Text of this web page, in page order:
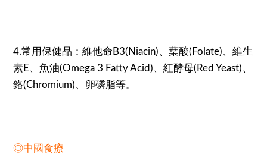
4.常用保健品：維他命B3(Niacin)、葉酸(Folate)、維生
素E、魚油(Omega 3 Fatty Acid)、紅酵母(Red Yeast)、
鉻(Chromium)、卵磷脂等。
◎中國食療